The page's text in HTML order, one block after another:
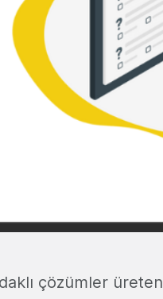
çözümler üreten